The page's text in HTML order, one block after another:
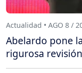
Actualidad • AGO 8 /
Abelardo pone
rigurosa revisión